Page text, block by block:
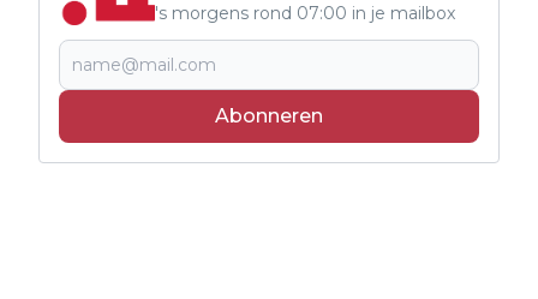
's morgens rond 07:00 in je mailbox
Abonneren